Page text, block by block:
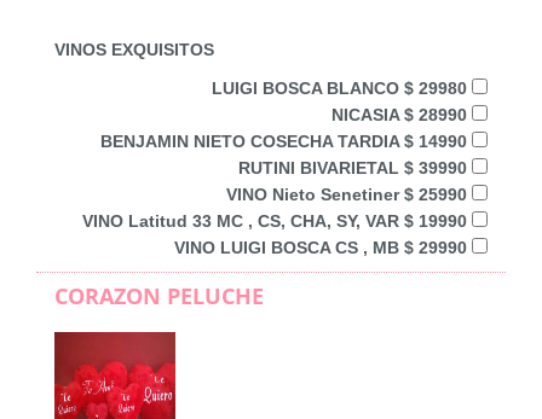
VINOS EXQUISITOS
LUIGI BOSCA BLANCO $ 29980
NICASIA $ 28990
BENJAMIN NIETO COSECHA TARDIA $ 14990
RUTINI BIVARIETAL $ 39990
VINO Nieto Senetiner $ 25990
VINO Latitud 33 MC , CS, CHA, SY, VAR $ 19990
VINO LUIGI BOSCA CS , MB $ 29990
CORAZON PELUCHE